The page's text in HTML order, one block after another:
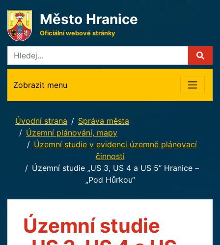
Město Hranice
Oficiální webové stránky
Zobrazit menu
Úvodní strana
Správa města
Územní plánování, mapy
Územní studie v evidenci územně plánovací
činnosti
Územní studie „US 3, US 4 a US 5“ Hranice –
„Pod Hůrkou“
Územní studie